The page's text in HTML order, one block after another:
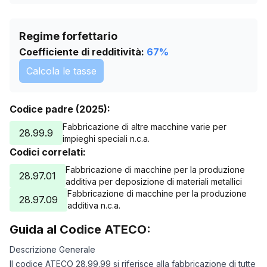
Regime forfettario
Coefficiente di redditività: 67%
Calcola le tasse
Codice padre (2025):
28.99.9
Fabbricazione di altre macchine varie per
impieghi speciali n.c.a.
Codici correlati:
28.97.01
Fabbricazione di macchine per la produzione
additiva per deposizione di materiali metallici
28.97.09
Fabbricazione di macchine per la produzione
additiva n.c.a.
Guida al Codice ATECO:
Descrizione Generale
Il codice ATECO 28.99.99 si riferisce alla fabbricazione di tutte